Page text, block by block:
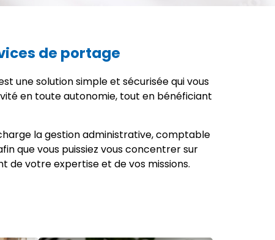
de portage
une solution simple et sécurisée qui vous
en toute autonomie, tout en bénéficiant
la gestion administrative, comptable
que vous puissiez vous concentrer sur
de votre expertise et de vos missions.